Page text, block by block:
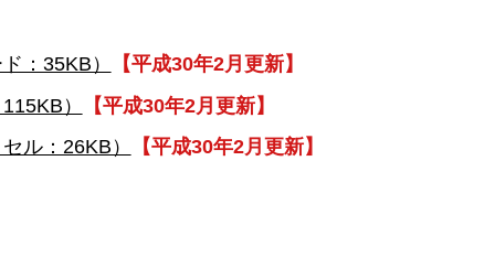
：35KB）
【平成30年2月更新】
）
【平成30年2月更新】
ル：26KB）
【平成30年2月更新】